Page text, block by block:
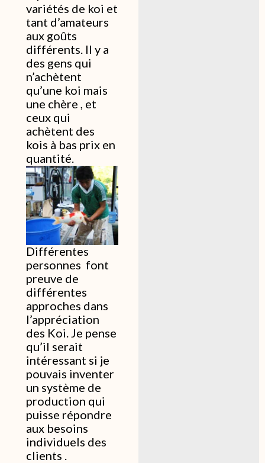
variétés de koi et
tant d’amateurs
aux goûts
différents. Il y a
des gens qui
n’achètent
qu’une koi mais
une chère , et
ceux qui
achètent des
kois à bas prix en
quantité.
Différentes
personnes font
preuve de
différentes
approches dans
l’appréciation
des Koi. Je pense
qu’il serait
intéressant si je
pouvais inventer
un système de
production qui
puisse répondre
aux besoins
individuels des
clients .